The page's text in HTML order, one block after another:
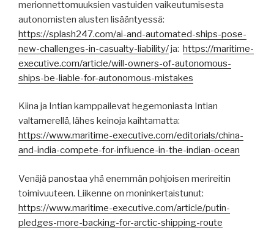
merionnettomuuksien vastuiden vaikeutumisesta
autonomisten alusten lisääntyessä:
https://splash247.com/ai-and-automated-ships-pose-
new-challenges-in-casualty-liability/ja: https://maritime-
executive.com/article/will-owners-of-autonomous-
ships-be-liable-for-autonomous-mistakes
Kiina ja Intian kamppailevat hegemoniasta Intian
valtamerellä, lähes keinoja kaihtamatta:
https://www.maritime-executive.com/editorials/china-
and-india-compete-for-influence-in-the-indian-ocean
Venäjä panostaa yhä enemmän pohjoisen merireitin
toimivuuteen. Liikenne on moninkertaistunut:
https://www.maritime-executive.com/article/putin-
pledges-more-backing-for-arctic-shipping-route